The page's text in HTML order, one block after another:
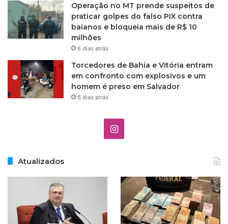
Operação no MT prende suspeitos de
praticar golpes do falso PIX contra
baianos e bloqueia mais de R$ 10
milhões
6 dias atrás
Torcedores de Bahia e Vitória entram
em confronto com explosivos e um
homem é preso em Salvador
6 dias atrás
I
t
a
Atualizados